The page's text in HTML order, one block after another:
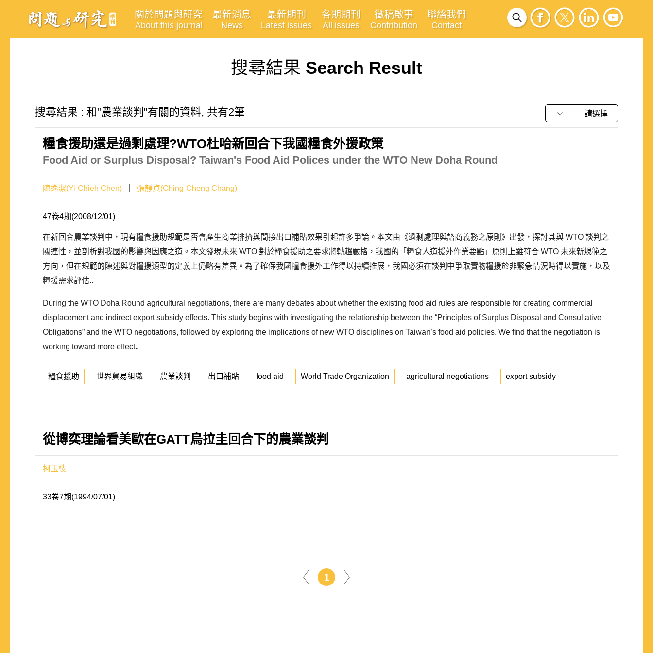
關於問題與研究
About this journal
最新消息
News
最新期刊
Latest issues
各期期刊
All issues
徵稿啟事
Contribution
聯絡我們
Contact
搜尋結果 Search Result
搜尋結果 : 和"農業談判"有關的資料, 共有2筆 請選擇
糧食援助還是過剩處理?WTO杜哈新回合下我國糧食外援政策
Food Aid or Surplus Disposal? Taiwan's Food Aid Polices under the WTO New Doha Round
陳逸潔(Yi-Chieh Chen) 張靜貞(Ching-Cheng Chang)
47卷4期(2008/12/01)
在新回合農業談判中，現有糧食援助規範是否會產生商業排擠與間接出口補貼效果引起許多爭論。本文由《過剩處理與諮商義務之原則》出發，探討其與 WTO 談判之
關連性，並剖析對我國的影響與因應之道。本文發現未來 WTO 對於糧食援助之要求將轉趨嚴格，我國的「糧食人道援外作業要點」原則上雖符合 WTO 未來新規範之
方向，但在規範的陳述與對糧援類型的定義上仍略有差異。為了確保我國糧食援外工作得以持續推展，我國必須在談判中爭取實物糧援於非緊急情況時得以實施，以及
糧援需求評估..
During the WTO Doha Round agricultural negotiations, there are many debates about whether the existing food aid rules are responsible for creating commercial
displacement and indirect export subsidy effects. This study begins with investigating the relationship between the “Principles of Surplus Disposal and Consultative
Obligations” and the WTO negotiations, followed by exploring the implications of new WTO disciplines on Taiwan’s food aid policies. We find that the negotiation is
working toward more effect..
糧食援助 世界貿易組織 農業談判 出口補貼 food aid World Trade Organization agricultural negotiations export subsidy
從博奕理論看美歐在GATT烏拉圭回合下的農業談判
柯玉枝
33卷7期(1994/07/01)
1